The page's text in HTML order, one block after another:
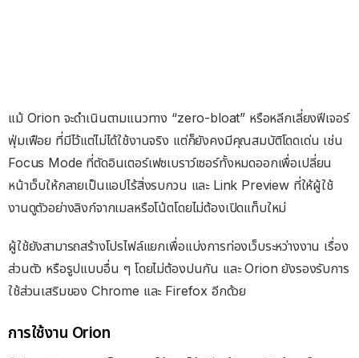
แม้ Orion จะดำเนินตามแนวทาง “zero-bloat” หรือหลีกเลี่ยงฟีเจอร์
ฟุ่มเฟือย ที่มีไว้แต่ไม่ได้ใช้งานจริง แต่ก็ยังคงมีคุณสมบัติโดดเด่น เช่น
Focus Mode ที่ตัดอินเตอร์เฟซเบราว์เซอร์ทั้งหมดออกเพื่อเปลี่ยน
หน้าเว็บให้กลายเป็นแอปไร้สิ่งรบกวน และ Link Preview ที่ให้ผู้ใช้
งานดูตัวอย่างลิงก์จากเมลหรือโน้ตโดยไม่ต้องเปิดแท็บใหม่
ผู้ใช้ยังสามารถสร้างโปรไฟล์แยกเพื่อแบ่งการท่องเว็บระหว่างงาน เรื่อง
ส่วนตัว หรือรูปแบบอื่น ๆ โดยไม่ต้องปนกัน และ Orion ยังรองรับการ
ใช้ส่วนเสริมของ Chrome และ Firefox อีกด้วย
การใช้งาน Orion